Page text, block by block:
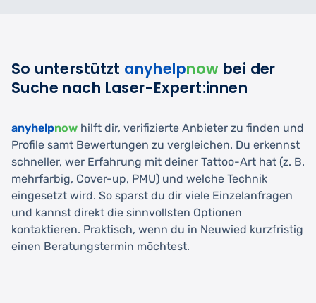
So unterstützt anyhelpnow bei der
Suche nach Laser-Expert:innen
anyhelpnow hilft dir, verifizierte Anbieter zu finden und
Profile samt Bewertungen zu vergleichen. Du erkennst
schneller, wer Erfahrung mit deiner Tattoo-Art hat (z. B.
mehrfarbig, Cover-up, PMU) und welche Technik
eingesetzt wird. So sparst du dir viele Einzelanfragen
und kannst direkt die sinnvollsten Optionen
kontaktieren. Praktisch, wenn du in Neuwied kurzfristig
einen Beratungstermin möchtest.